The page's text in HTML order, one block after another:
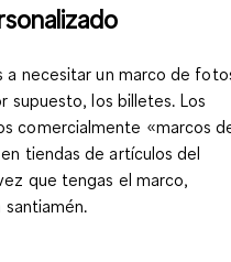
a necesitar un marco de
supuesto, los billetes. Los
comercialmente «marcos
tiendas de artículos del
que tengas el marco,